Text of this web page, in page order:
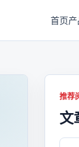
首页
推荐
文